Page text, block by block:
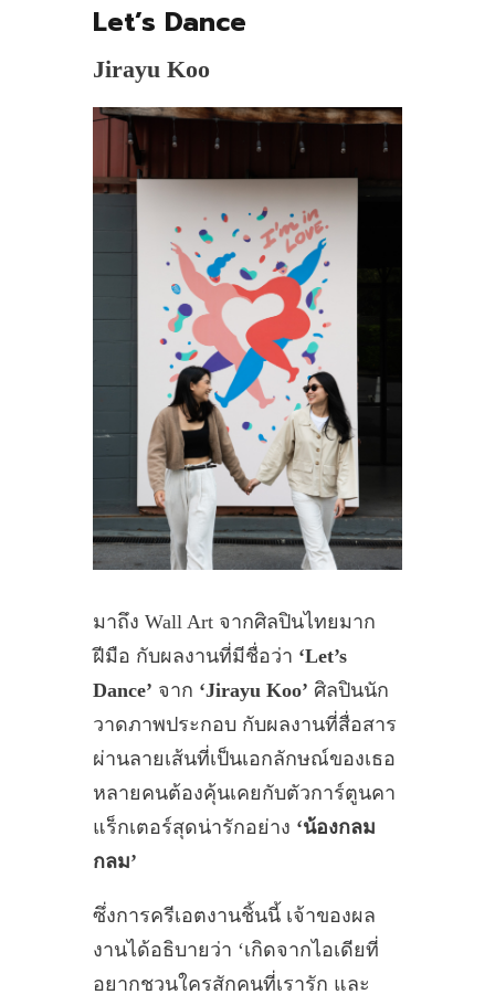
Let’s Dance
Jirayu Koo
มาถึง Wall Art จากศิลปินไทยมาก
ฝีมือ กับผลงานที่มีชื่อว่า ‘Let’s
Dance’ จาก ‘Jirayu Koo’ ศิลปินนัก
วาดภาพประกอบ กับผลงานที่สื่อสาร
ผ่านลายเส้นที่เป็นเอกลักษณ์ของเธอ
หลายคนต้องคุ้นเคยกับตัวการ์ตูนคา
แร็กเตอร์สุดน่ารักอย่าง ‘น้องกลม
กลม’
ซึ่งการครีเอตงานชิ้นนี้ เจ้าของผล
งานได้อธิบายว่า ‘เกิดจากไอเดียที่
อยากชวนใครสักคนที่เรารัก และ